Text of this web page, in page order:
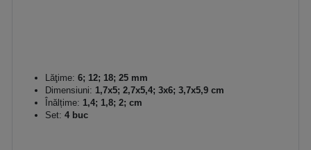
Lăţime: 6; 12; 18; 25 mm
Dimensiuni: 1,7x5; 2,7x5,4; 3x6; 3,7x5,9 cm
Înălțime: 1,4; 1,8; 2; cm
Set: 4 buc